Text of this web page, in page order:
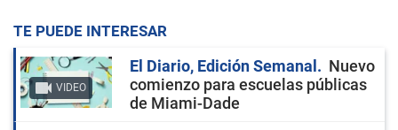
TE PUEDE INTERESAR
VIDEO
El Diario, Edición Semanal
Nuevo
comienzo para escuelas públicas
de Miami-Dade